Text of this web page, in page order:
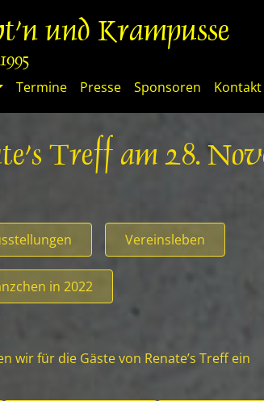
und Krampusse
Termine Presse Sponsoren Kontakt
Treff am 28.
Vereinsleben
in 2022
wir für die Gäste von Renate’s Treff ein